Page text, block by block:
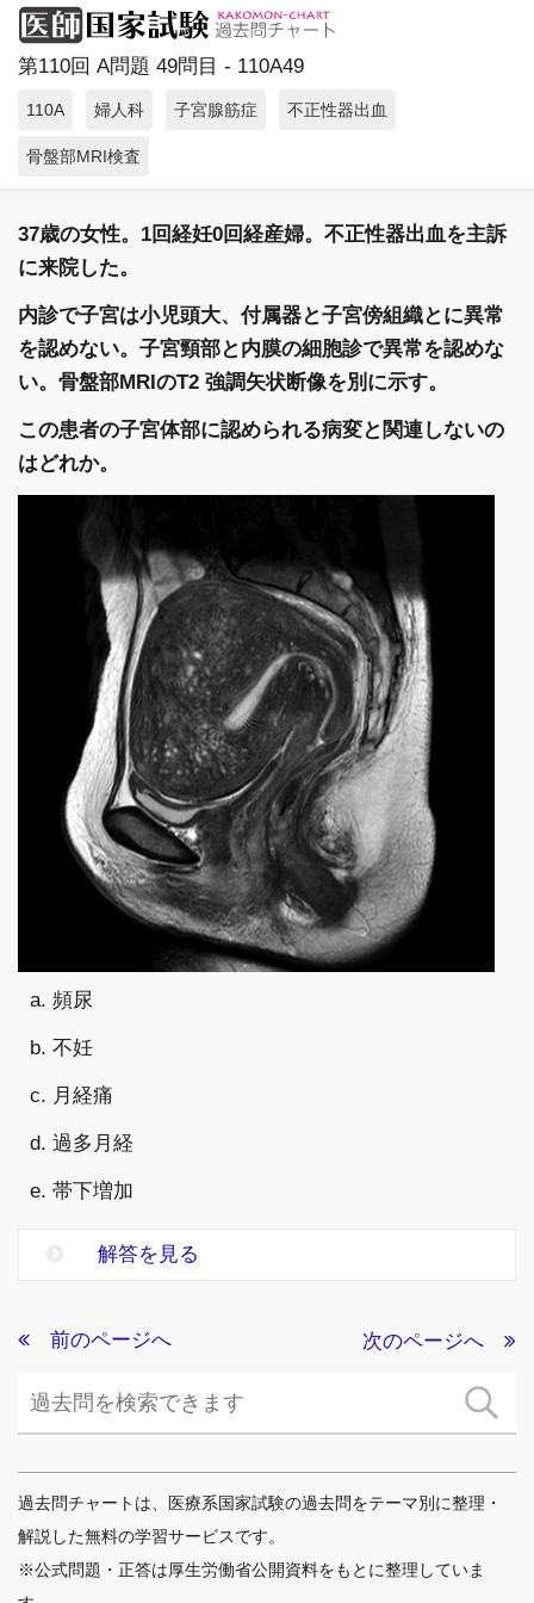
第110回 A問題 49問目 - 110A49
110A 婦人科 子宮腺筋症 不正性器出血
骨盤部MRI検査
37歳の女性。1回経妊0回経産婦。不正性器出血を主訴
に来院した。
内診で子宮は小児頭大、付属器と子宮傍組織とに異常
を認めない。子宮頸部と内膜の細胞診で異常を認めな
い。骨盤部MRIのT2 強調矢状断像を別に示す。
この患者の子宮体部に認められる病変と関連しないの
はどれか。
a. 頻尿
b. 不妊
c. 月経痛
d. 過多月経
e. 帯下増加
解答を見る
前のページへ 次のページへ
過去問チャートは、医療系国家試験の過去問をテーマ別に整理・
解説した無料の学習サービスです。
※公式問題・正答は厚生労働省公開資料をもとに整理していま